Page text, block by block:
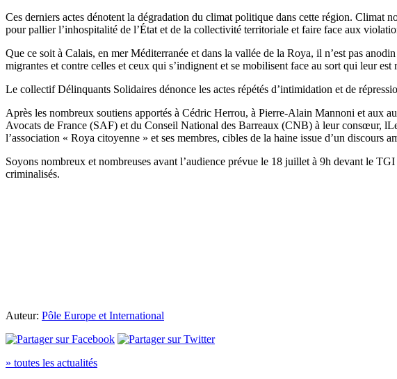
Ces derniers actes dénotent la dégradation du climat politique dans cette région. Climat
pour pallier l’inhospitalité de l’État et de la collectivité territoriale et faire face aux
Que ce soit à Calais, en mer Méditerranée et dans la vallée de la Roya, il n’est pas
migrantes et contre celles et ceux qui s’indignent et se mobilisent face au sort qui leur est
Le collectif Délinquants Solidaires dénonce les actes répétés d’intimidation et de
Après les nombreux soutiens apportés à Cédric Herrou, à Pierre-Alain Mannoni et aux
Avocats de France (SAF) et du Conseil National des Barreaux (CNB) à leur consœur,
l’association « Roya citoyenne » et ses membres, cibles de la haine issue d’un discours
Soyons nombreux et nombreuses avant l’audience prévue le 18 juillet à 9h devant le
criminalisés.
Auteur: Pôle Europe et International
» toutes les actualités